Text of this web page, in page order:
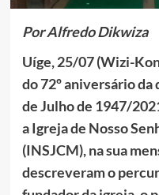
Por Alfredo Dikwiza
Uíge, 25/07 (Wizi-
do 72º aniversário da
de Julho de 1947/
a Igreja de Nosso
(INSJCM), na sua
descreveram o